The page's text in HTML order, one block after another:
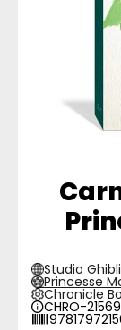
Studio Ghibli
Princesse
Chronicle
CHRO-21569